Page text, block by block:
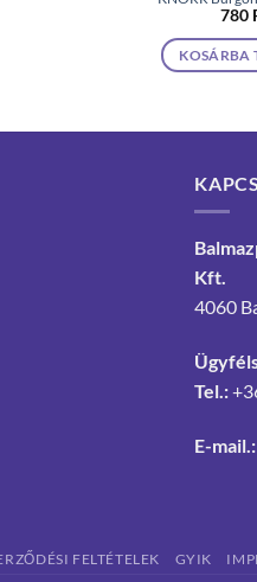
780
KOSÁRBA
Kft.
4060
Tel.:
E-mail.:
FELTÉTELEK GYIK